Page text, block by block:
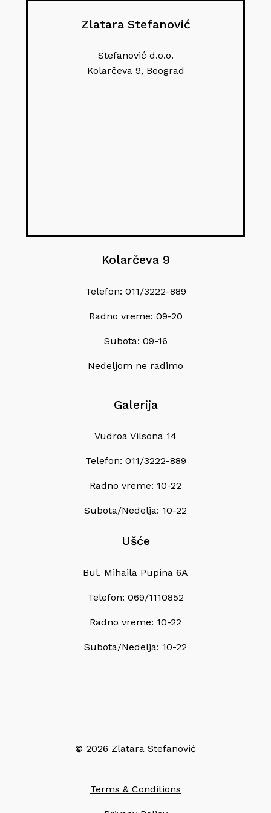
Zlatara Stefanović
Stefanović d.o.o.
Kolarčeva 9, Beograd
Kolarčeva 9
Telefon: 011/3222-889
Radno vreme: 09-20
Subota: 09-16
Nedeljom ne radimo
Galerija
Vudroa Vilsona 14
Telefon: 011/3222-889
Radno vreme: 10-22
Subota/Nedelja: 10-22
Ušće
Bul. Mihaila Pupina 6A
Telefon: 069/1110852
Radno vreme: 10-22
Subota/Nedelja: 10-22
© 2026 Zlatara Stefanović
Terms & Conditions